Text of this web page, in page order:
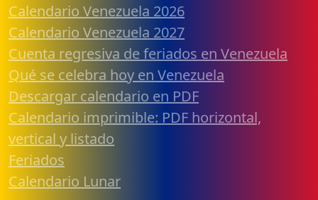
Calendario Venezuela 2026
Calendario Venezuela 2027
Cuenta regresiva de feriados en Venezuela
Qué se celebra hoy en Venezuela
Descargar calendario en PDF
Calendario imprimible: PDF horizontal,
vertical y listado
Feriados
Calendario Lunar